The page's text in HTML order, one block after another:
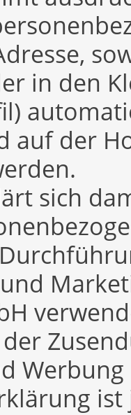
in den
auf der
sich